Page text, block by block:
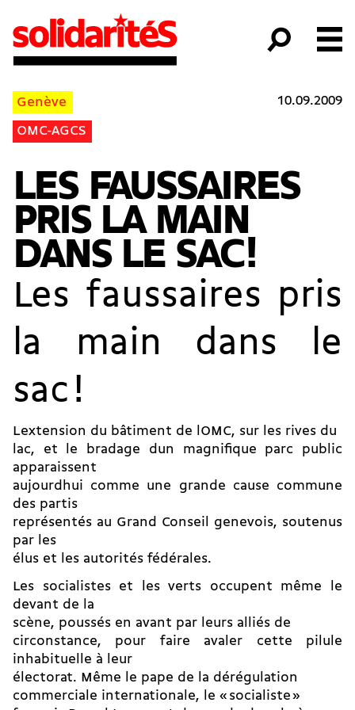
Genève
OMC-AGCS
10.09.2009
LES FAUSSAIRES
PRIS LA MAIN
DANS LE SAC !
Les faussaires pris
la main dans le
sac !
Lextension du bâtiment de lOMC, sur les rives du
lac, et le bradage dun magnifique parc public
apparaissent
aujourdhui comme une grande cause commune
des partis
représentés au Grand Conseil genevois, soutenus
par les
élus et les autorités fédérales.
Les socialistes et les verts occupent même le
devant de la
scène, poussés en avant par leurs alliés de
circonstance, pour faire avaler cette pilule
inhabituelle à leur
électorat. Même le pape de la dérégulation
commerciale internationale, le « socialiste »